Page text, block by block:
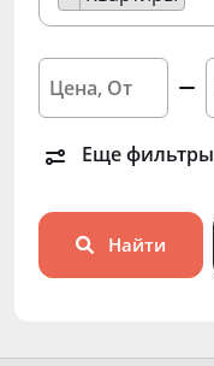
Еще фильтры
Найти